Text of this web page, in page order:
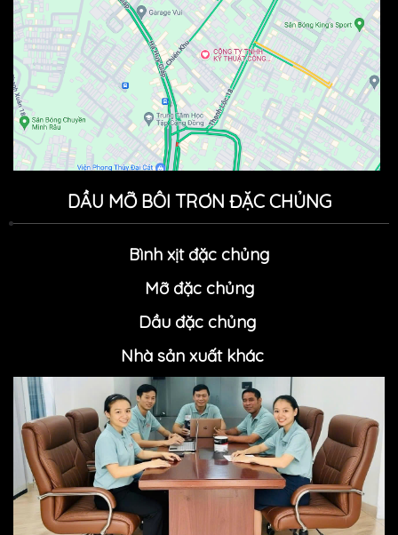
DẦU MỠ BÔI TRƠN ĐẶC CHỦNG
Bình xịt đặc chủng
Mỡ đặc chủng
Dầu đặc chủng
Nhà sản xuất khác